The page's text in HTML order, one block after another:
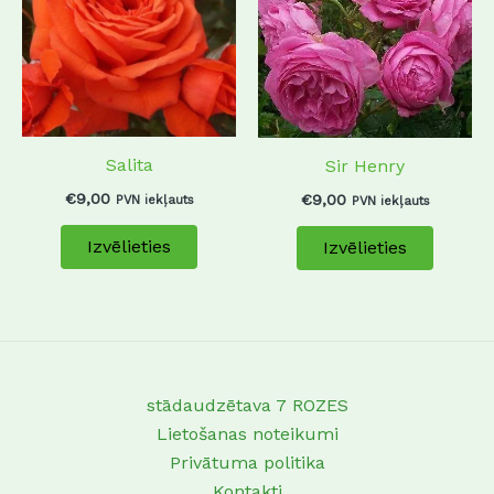
Salita
€9,00 PVN iekļauts
Izvēlieties
multiple
variants.
The
options
may
on
Sir Henry
€9,00 PVN iekļauts
Izvēlieties
The
options
may
on
stādaudzētava 7 ROZES
Lietošanas noteikumi
Privātuma politika